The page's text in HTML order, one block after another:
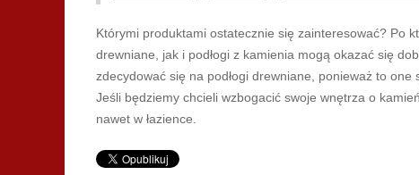
Którymi produktami ostatecznie się zainteresować? Po
drewniane, jak i podłogi z kamienia mogą okazać się
zdecydować się na podłogi drewniane, ponieważ to
Jeśli będziemy chcieli wzbogacić swoje wnętrza o
nawet w łazience.